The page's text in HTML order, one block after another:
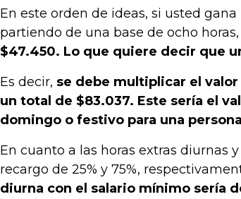
En este orden de ideas, si usted
partiendo de una base de ocho horas,
$47.450. Lo que quiere decir que
Es decir, se debe multiplicar el valor
un total de $83.037. Este sería el
domingo o festivo para una
En cuanto a las horas extras diurnas
recargo de 25% y 75%,
diurna con el salario mínimo sería